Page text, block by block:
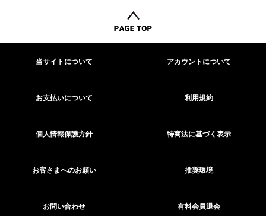
当サイトについて アカウントについて
お支払いについて 利用規約
個人情報保護方針 特商法に基づく表示
お客さまへのお願い 推奨環境
お問い合わせ 有料会員退会